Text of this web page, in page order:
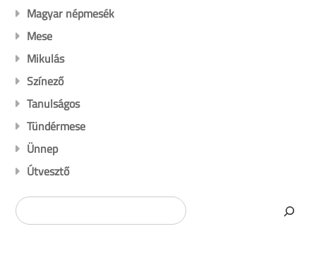
Magyar népmesék
Mese
Mikulás
Színező
Tanulságos
Tündérmese
Ünnep
Útvesztő
Search